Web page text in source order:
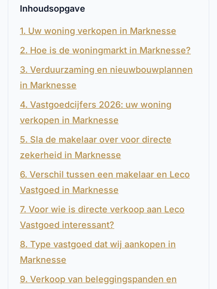
Inhoudsopgave
1. Uw woning verkopen in Marknesse
2. Hoe is de woningmarkt in Marknesse?
3. Verduurzaming en nieuwbouwplannen
in Marknesse
4. Vastgoedcijfers 2026: uw woning
verkopen in Marknesse
5. Sla de makelaar over voor directe
zekerheid in Marknesse
6. Verschil tussen een makelaar en Leco
Vastgoed in Marknesse
7. Voor wie is directe verkoop aan Leco
Vastgoed interessant?
8. Type vastgoed dat wij aankopen in
Marknesse
9. Verkoop van beleggingspanden en